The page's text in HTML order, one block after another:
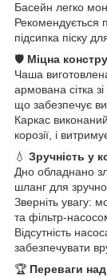
Басейн легко
Рекомендується
підсипка піску
🛡️ Міцна
Чаша
армована сітка
що забезпечує
Каркас
корозії, і
💧 Зручність у
Дно обладнано
шланг для
Зверніть увагу:
та фільтр-
Відсутність
забезпечувати
🏆 Переваги